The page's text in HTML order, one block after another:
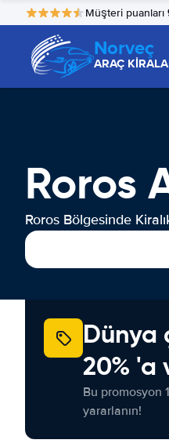
Müşteri puanları
Norveç
ARAÇ
Roros
Roros Bölgesinde
Dünya
20% 'a
Bu promosyon
yararlanın!